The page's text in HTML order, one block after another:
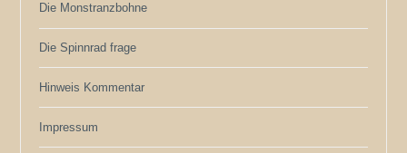
Die Monstranzbohne
Die Spinnrad frage
Hinweis Kommentar
Impressum